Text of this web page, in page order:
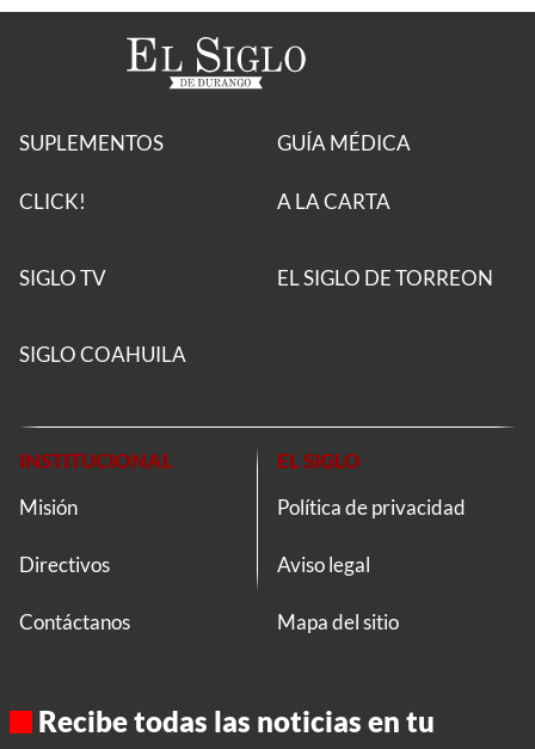
SUPLEMENTOS
CLICK!
GUÍA MÉDICA
A LA CARTA
SIGLO TV EL SIGLO DE TORREON
SIGLO COAHUILA
INSTITUCIONAL
Misión
Directivos
Contáctanos
EL SIGLO
Política de privacidad
Aviso legal
Mapa del sitio
Recibe todas las noticias en tu